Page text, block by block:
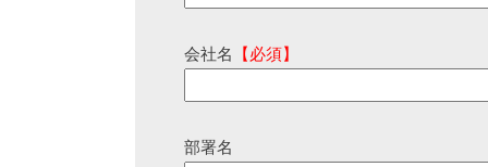
会社名 【必須】
部署名